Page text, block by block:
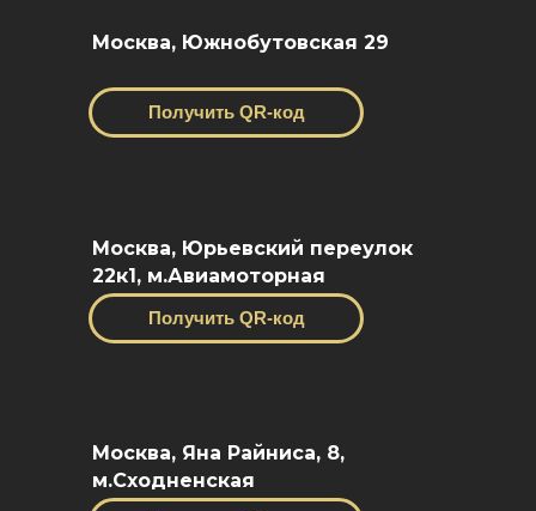
Москва, Южнобутовская 29
Получить QR-код
Москва, Юрьевский переулок
22к1, м.Авиамоторная
Получить QR-код
Москва, Яна Райниса, 8,
м.Сходненская